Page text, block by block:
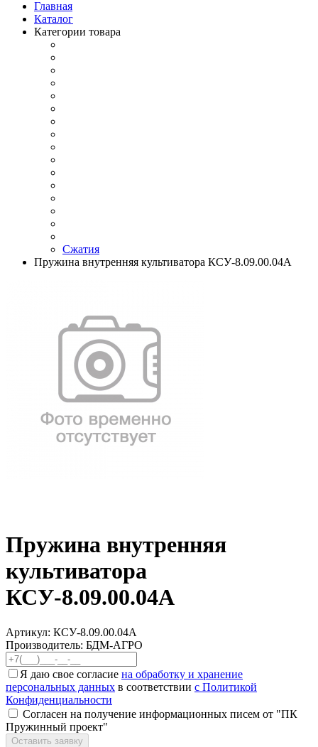
Главная
Каталог
Категории товара
Сжатия
Пружина внутренняя культиватора КСУ-8.09.00.04А
Пружина внутренняя
культиватора
КСУ-8.09.00.04А
Артикул: КСУ-8.09.00.04А
Производитель: БДМ-АГРО
Я даю свое согласие на обработку и хранение
персональных данных в соответствии с Политикой
Конфиденциальности
Согласен на получение информационных писем от "ПК
Пружинный проект"
Оставить заявку